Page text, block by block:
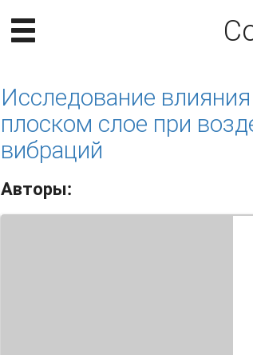
Исследование
плоском слое при
вибраций
Авторы: